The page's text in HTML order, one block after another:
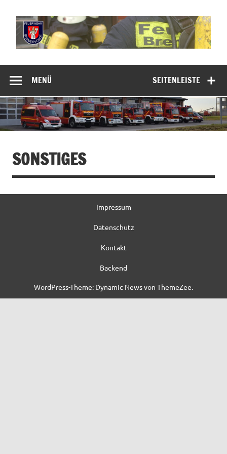
springen
Freiwillige
Feuerwehr
Bremervörde
SEITENLEISTE
MENÜ
SONSTIGES
Impressum
Datenschutz
Kontakt
Backend
WordPress-Theme: Dynamic News von ThemeZee.